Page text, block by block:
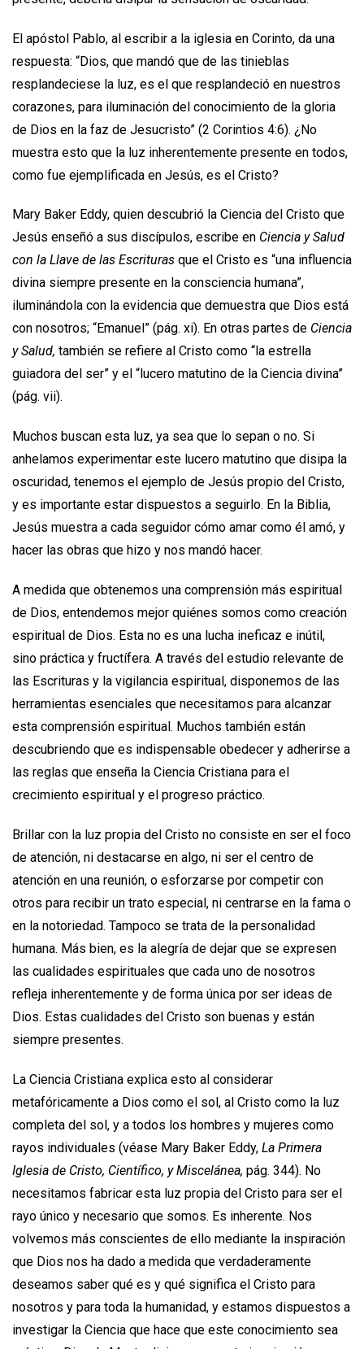
El apóstol Pablo, al escribir a la iglesia en Corinto, da una
respuesta: “Dios, que mandó que de las tinieblas
resplandeciese la luz, es el que resplandeció en nuestros
corazones, para iluminación del conocimiento de la gloria
de Dios en la faz de Jesucristo” (2 Corintios 4:6). ¿No
muestra esto que la luz inherentemente presente en todos,
como fue ejemplificada en Jesús, es el Cristo?
Mary Baker Eddy, quien descubrió la Ciencia del Cristo que
Jesús enseñó a sus discípulos, escribe en Ciencia y Salud
con la Llave de las Escrituras que el Cristo es “una influencia
divina siempre presente en la consciencia humana”,
iluminándola con la evidencia que demuestra que Dios está
con nosotros; “Emanuel” (pág. xi). En otras partes de Ciencia
y Salud, también se refiere al Cristo como “la estrella
guiadora del ser” y el “lucero matutino de la Ciencia divina”
(pág. vii).
Muchos buscan esta luz, ya sea que lo sepan o no. Si
anhelamos experimentar este lucero matutino que disipa la
oscuridad, tenemos el ejemplo de Jesús propio del Cristo,
y es importante estar dispuestos a seguirlo. En la Biblia,
Jesús muestra a cada seguidor cómo amar como él amó, y
hacer las obras que hizo y nos mandó hacer.
A medida que obtenemos una comprensión más espiritual
de Dios, entendemos mejor quiénes somos como creación
espiritual de Dios. Esta no es una lucha ineficaz e inútil,
sino práctica y fructífera. A través del estudio relevante de
las Escrituras y la vigilancia espiritual, disponemos de las
herramientas esenciales que necesitamos para alcanzar
esta comprensión espiritual. Muchos también están
descubriendo que es indispensable obedecer y adherirse a
las reglas que enseña la Ciencia Cristiana para el
crecimiento espiritual y el progreso práctico.
Brillar con la luz propia del Cristo no consiste en ser el foco
de atención, ni destacarse en algo, ni ser el centro de
atención en una reunión, o esforzarse por competir con
otros para recibir un trato especial, ni centrarse en la fama o
en la notoriedad. Tampoco se trata de la personalidad
humana. Más bien, es la alegría de dejar que se expresen
las cualidades espirituales que cada uno de nosotros
refleja inherentemente y de forma única por ser ideas de
Dios. Estas cualidades del Cristo son buenas y están
siempre presentes.
La Ciencia Cristiana explica esto al considerar
metafóricamente a Dios como el sol, al Cristo como la luz
completa del sol, y a todos los hombres y mujeres como
rayos individuales (véase Mary Baker Eddy, La Primera
Iglesia de Cristo, Científico, y Miscelánea, pág. 344). No
necesitamos fabricar esta luz propia del Cristo para ser el
rayo único y necesario que somos. Es inherente. Nos
volvemos más conscientes de ello mediante la inspiración
que Dios nos ha dado a medida que verdaderamente
deseamos saber qué es y qué significa el Cristo para
nosotros y para toda la humanidad, y estamos dispuestos a
investigar la Ciencia que hace que este conocimiento sea